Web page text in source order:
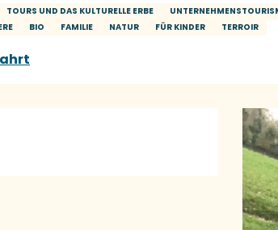
TOURS UND DAS KULTURELLE ERBE
BIO FAMILIE NATUR FÜR KINDER TERROIR